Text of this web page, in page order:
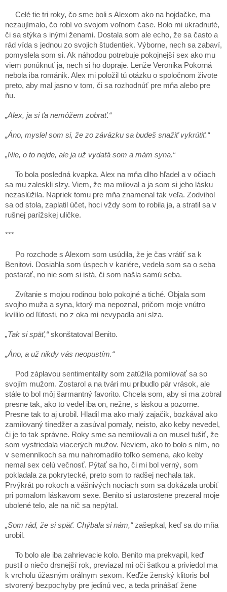
Celé tie tri roky, čo sme boli s Alexom ako na hojdačke, ma
nezaujímalo, čo robí vo svojom voľnom čase. Bolo mi ukradnuté,
či sa stýka s inými ženami. Dostala som ale echo, že sa často a
rád vída s jednou zo svojich študentiek. Výborne, nech sa zabaví,
pomyslela som si. Ak náhodou potrebuje pokojnejší sex ako mu
viem ponúknuť ja, nech si ho dopraje. Lenže Veronika Pokorná
nebola iba románik. Alex mi položil tú otázku o spoločnom živote
preto, aby mal jasno v tom, či sa rozhodnúť pre mňa alebo pre
ňu.
„Alex, ja si ťa nemôžem zobrať.“
„Áno, myslel som si, že zo záväzku sa budeš snažiť vykrútiť.“
„Nie, o to nejde, ale ja už vydatá som a mám syna.“
To bola posledná kvapka. Alex na mňa dlho hľadel a v očiach
sa mu zaleskli slzy. Viem, že ma miloval a ja som si jeho lásku
nezaslúžila. Napriek tomu pre mňa znamenal tak veľa. Zodvihol
sa od stola, zaplatil účet, hoci vždy som to robila ja, a stratil sa v
rušnej parížskej uličke.
***
Po rozchode s Alexom som usúdila, že je čas vrátiť sa k
Benitovi. Dosiahla som úspech v kariére, vedela som sa o seba
postarať, no nie som si istá, či som našla samú seba.
Zvítanie s mojou rodinou bolo pokojné a tiché. Objala som
svojho muža a syna, ktorý ma nepoznal, pričom moje vnútro
kvílilo od ľútosti, no z oka mi nevypadla ani slza.
„Tak si späť,“skonštatoval Benito.
„Áno, a už nikdy vás neopustím.“
Pod záplavou sentimentality som zatúžila pomilovať sa so
svojím mužom. Zostarol a na tvári mu pribudlo pár vrások, ale
stále to bol môj šarmantný favorito. Chcela som, aby si ma zobral
presne tak, ako to vedel iba on, nežne, s láskou a pozorne.
Presne tak to aj urobil. Hladil ma ako malý zajačik, bozkával ako
zamilovaný tínedžer a zasúval pomaly, neisto, ako keby nevedel,
či je to tak správne. Roky sme sa nemilovali a on musel tušiť, že
som vystriedala viacerých mužov. Neviem, ako to bolo s ním, no
v semenníkoch sa mu nahromadilo toľko semena, ako keby
nemal sex celú večnosť. Pýtať sa ho, či mi bol verný, som
pokladala za pokrytecké, preto som to radšej nechala tak.
Prvýkrát po rokoch a vášnivých nociach som sa dokázala urobiť
pri pomalom láskavom sexe. Benito si ustarostene prezeral moje
ubolené telo, ale na nič sa nepýtal.
„Som rád, že si späť. Chýbala si nám,“zašepkal, keď sa do mňa
urobil.
To bolo ale iba zahrievacie kolo. Benito ma prekvapil, keď
pustil o niečo drsnejší rok, previazal mi oči šatkou a priviedol ma
k vrcholu úžasným orálnym sexom. Keďže ženský klitoris bol
stvorený bezpochyby pre jedinú vec, a teda prinášať žene